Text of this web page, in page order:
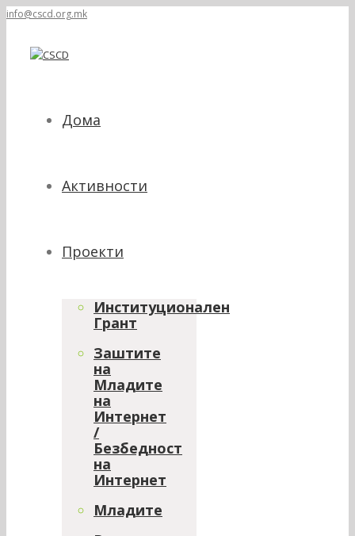
info@cscd.org.mk
Дома
Активности
Проекти
Институционален
Грант
Заштите
на
Младите
на
Интернет
/
Безбедност
на
Интернет
Младите